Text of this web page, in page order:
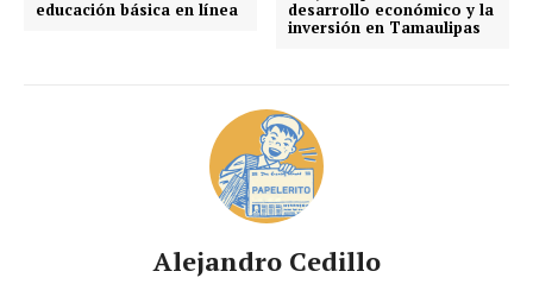
educación básica en línea
desarrollo económico y la
inversión en Tamaulipas
Alejandro Cedillo